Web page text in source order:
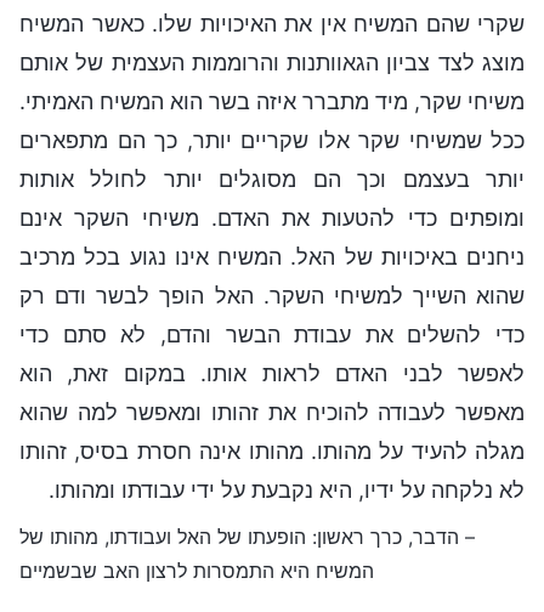
שקרי שהם המשיח אין את האיכויות שלו. כאשר המשיח
מוצג לצד צביון הגאוותנות והרוממות העצמית של אותם
משיחי שקר, מיד מתברר איזה בשר הוא המשיח האמיתי.
ככל שמשיחי שקר אלו שקריים יותר, כך הם מתפארים
יותר בעצמם וכך הם מסוגלים יותר לחולל אותות
ומופתים כדי להטעות את האדם. משיחי השקר אינם
ניחנים באיכויות של האל. המשיח אינו נגוע בכל מרכיב
שהוא השייך למשיחי השקר. האל הופך לבשר ודם רק
כדי להשלים את עבודת הבשר והדם, לא סתם כדי
לאפשר לבני האדם לראות אותו. במקום זאת, הוא
מאפשר לעבודה להוכיח את זהותו ומאפשר למה שהוא
מגלה להעיד על מהותו. מהותו אינה חסרת בסיס, זהותו
לא נלקחה על ידיו, היא נקבעת על ידי עבודתו ומהותו.
– הדבר, כרך ראשון: הופעתו של האל ועבודתו, מהותו של
המשיח היא התמסרות לרצון האב שבשמיים